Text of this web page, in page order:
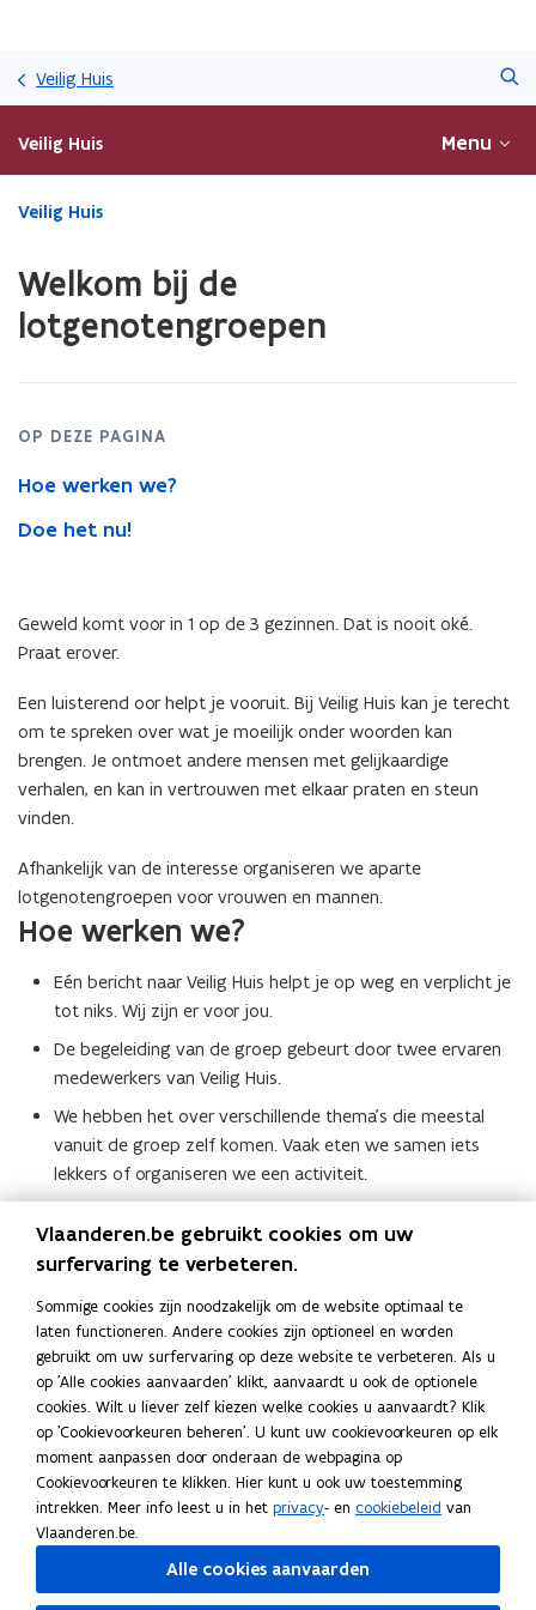
gaan
Veilig Huis
Veilig Huis Menu
Gedaan
bevindt
zich
Veilig Huis
Welkom bij de
lotgenotengroepen
OP DEZE PAGINA
Hoe werken we?
Doe het nu!
Geweld komt voor in 1 op de 3 gezinnen. Dat is nooit oké.
Praat erover.
Een luisterend oor helpt je vooruit. Bij Veilig Huis kan je terecht
om te spreken over wat je moeilijk onder woorden kan
brengen. Je ontmoet andere mensen met gelijkaardige
verhalen, en kan in vertrouwen met elkaar praten en steun
vinden.
Afhankelijk van de interesse organiseren we aparte
lotgenotengroepen voor vrouwen en mannen.
Hoe werken we?
Eén bericht naar Veilig Huis helpt je op weg en verplicht je
tot niks. Wij zijn er voor jou.
De begeleiding van de groep gebeurt door twee ervaren
medewerkers van Veilig Huis.
We hebben het over verschillende thema’s die meestal
vanuit de groep zelf komen. Vaak eten we samen iets
lekkers of organiseren we een activiteit.
plaats op een avond. Maar in overleg met de deelnemers
kunnen we daar een andere keuze in maken.
Doe het nu!
Contacteer ons via ons algemene adres:
lotgenoten.veilighuis@vlaanderen.be
.
Je kan voor de lotgenotengroepen ook rechtstreeks terecht bij
eenVeilig Huis in jouw regio.
Heb je andere vragen over geweld of misbruik? Bel, mail of
chat met 1712.
Deel deze pagina
Vlaanderen.be gebruikt cookies om uw
surfervaring te verbeteren.
Sommige cookies zijn noodzakelijk om de website optimaal te
laten functioneren. Andere cookies zijn optioneel en worden
gebruikt om uw surfervaring op deze website te verbeteren. Als u
op 'Alle cookies aanvaarden' klikt, aanvaardt u ook de optionele
cookies. Wilt u liever zelf kiezen welke cookies u aanvaardt? Klik
op 'Cookievoorkeuren beheren'. U kunt uw cookievoorkeuren op elk
moment aanpassen door onderaan de webpagina op
Cookievoorkeuren te klikken. Hier kunt u ook uw toestemming
intrekken. Meer info leest u in het privacy- en cookiebeleid van
Vlaanderen.be.
Alle cookies aanvaarden